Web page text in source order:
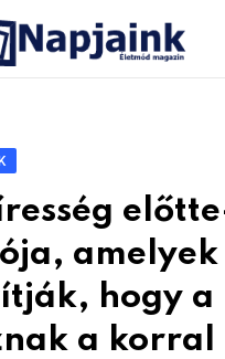
amelyek
hogy a
a korral